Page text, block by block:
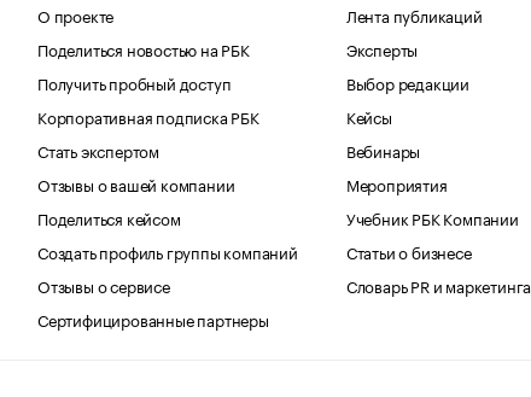
О проекте
Поделиться новостью на РБК
Получить пробный доступ
Корпоративная подписка РБК
Стать экспертом
Отзывы о вашей компании
Поделиться кейсом
Создать профиль группы компаний
Отзывы о сервисе
Сертифицированные партнеры
Лента публикаций
Эксперты
Выбор редакции
Кейсы
Вебинары
Мероприятия
Учебник РБК Компании
Статьи о бизнесе
Словарь PR и маркетинга